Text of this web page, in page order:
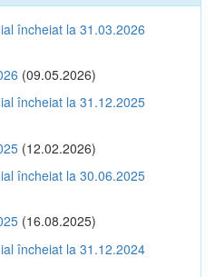
încheiat la 31.03.2026
(09.05.2026)
încheiat la 31.12.2025
(12.02.2026)
încheiat la 30.06.2025
(16.08.2025)
încheiat la 31.12.2024